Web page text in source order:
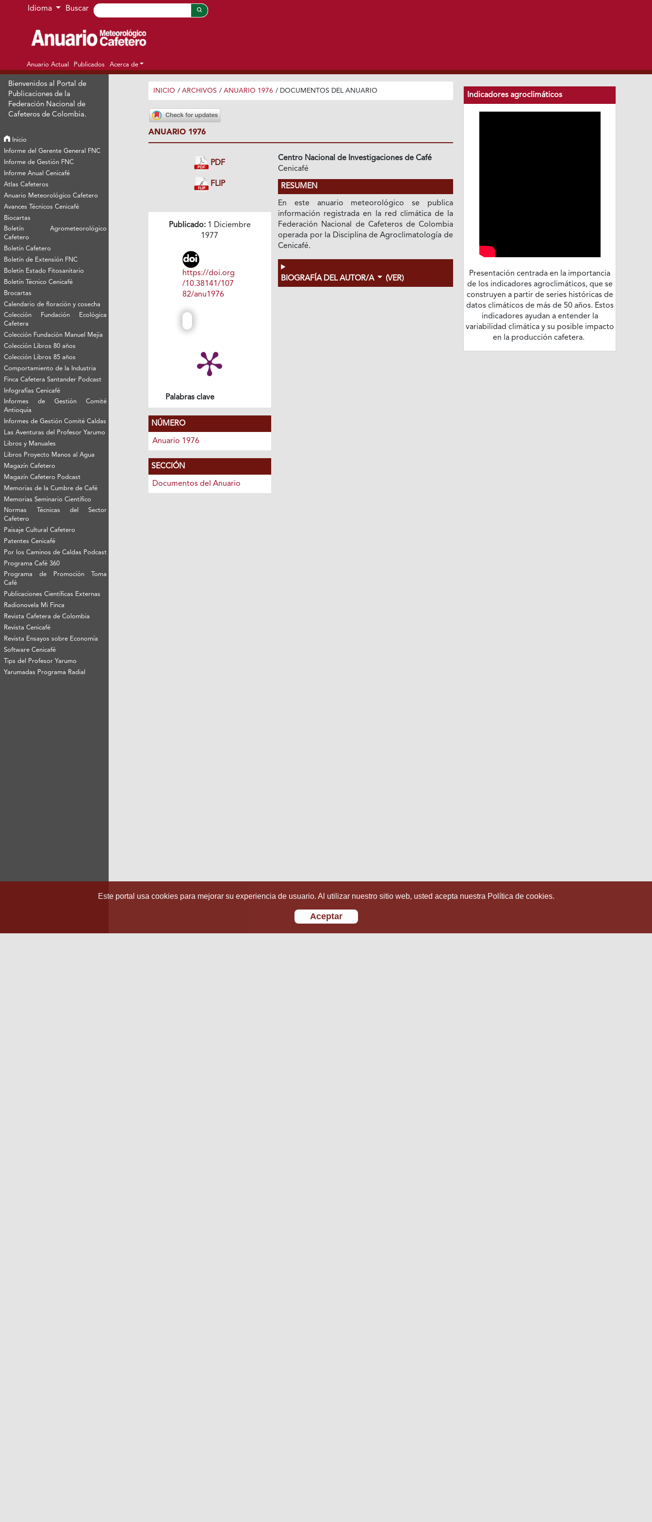
Ir al menú de navegación principal
Ir al contenido principal
Ir al pie de página del sitio
Idioma Buscar
Anuario Actual Publicados Acerca de
Bienvenidos al Portal de
Publicaciones de la
Federación Nacional de
Cafeteros de Colombia.
Inicio
Informe del Gerente General FNC
Informe de Gestión FNC
Informe Anual Cenicafé
Atlas Cafeteros
Anuario Meteorológico Cafetero
Avances Técnicos Cenicafé
Biocartas
Boletín Agrometeorológico
Cafetero
Boletín Cafetero
Boletín de Extensión FNC
Boletín Estado Fitosanitario
Boletín Técnico Cenicafé
Brocartas
Calendario de floración y cosecha
Colección Fundación Ecológica
Cafetera
Colección Fundación Manuel Mejía
Colección Libros 80 años
Colección Libros 85 años
Comportamiento de la Industria
Finca Cafetera Santander Podcast
Infografías Cenicafé
Informes de Gestión Comité
Antioquía
Informes de Gestión Comité Caldas
Las Aventuras del Profesor Yarumo
Libros y Manuales
Libros Proyecto Manos al Agua
Magazín Cafetero
Magazín Cafetero Podcast
Memorias de la Cumbre de Café
Memorias Seminario Científico
Normas Técnicas del Sector
Cafetero
Paisaje Cultural Cafetero
Patentes Cenicafé
Por los Caminos de Caldas Podcast
Programa Café 360
Programa de Promoción Toma
Café
Publicaciones Científicas Externas
Radionovela Mi Finca
Revista Cafetera de Colombia
Revista Cenicafé
Revista Ensayos sobre Economía
Software Cenicafé
Tips del Profesor Yarumo
Yarumadas Programa Radial
INICIO / ARCHIVOS / ANUARIO 1976 / DOCUMENTOS DEL ANUARIO
ANUARIO 1976
PDF
FLIP
Publicado:1 Diciembre
1977
https://doi.org
/10.38141/107
82/anu1976
Palabras clave
NÚMERO
Anuario 1976
SECCIÓN
Documentos del Anuario
Centro Nacional de Investigaciones de Café
Cenicafé
RESUMEN
En este anuario meteorológico se publica
información registrada en la red climática de la
Federación Nacional de Cafeteros de Colombia
operada por la Disciplina de Agroclimatología de
Cenicafé.
BIOGRAFÍA DEL AUTOR/A (VER)
Indicadores agroclimáticos
Presentación centrada en la importancia
de los indicadores agroclimáticos, que se
construyen a partir de series históricas de
datos climáticos de más de 50 años. Estos
indicadores ayudan a entender la
variabilidad climática y su posible impacto
en la producción cafetera.
Este portal usa cookies para mejorar su experiencia de usuario. Al utilizar nuestro sitio web, usted acepta nuestra Política de cookies.
Aceptar